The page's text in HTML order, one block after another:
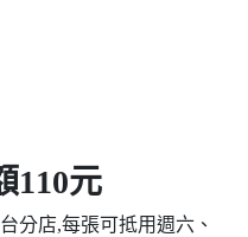
110元
分店,每張可抵用週六、